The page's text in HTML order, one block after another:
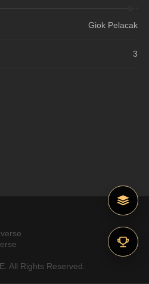
Giok Pelacak
3
All Rights Reserved.